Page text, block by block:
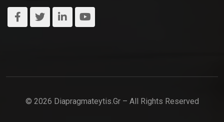
© 2026 Diapragmateytis.gr – All Rights Reserved